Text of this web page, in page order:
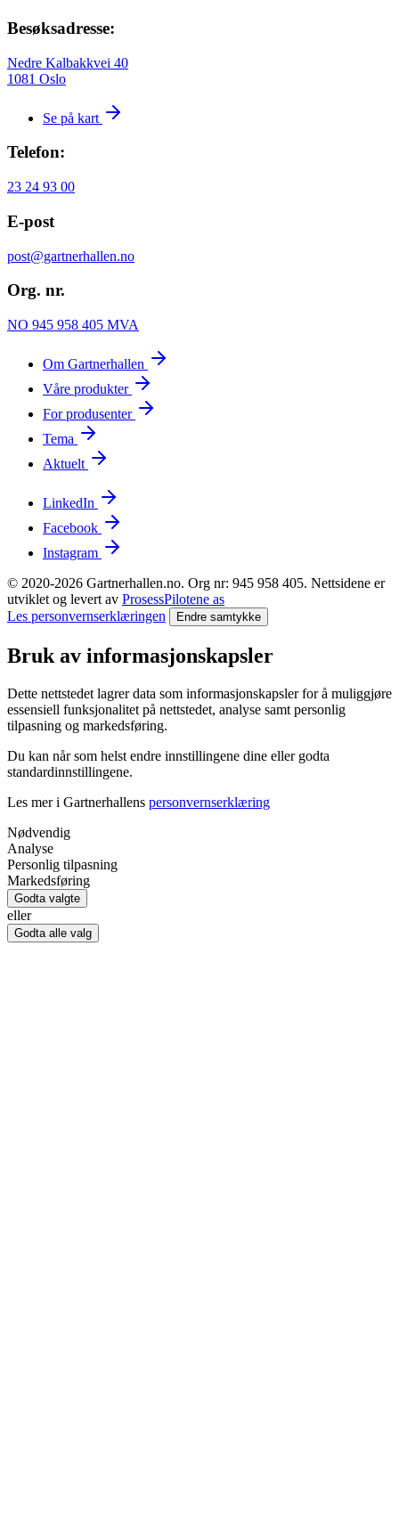
Besøksadresse:
Nedre Kalbakkvei 40
1081 Oslo
Se på kart
Telefon:
23 24 93 00
E-post
post@gartnerhallen.no
Org. nr.
NO 945 958 405 MVA
Om Gartnerhallen
Våre produkter
For produsenter
Tema
Aktuelt
LinkedIn
Facebook
Instagram
© 2020-2026 Gartnerhallen.no. Org nr: 945 958 405. Nettsidene er
utviklet og levert av ProsessPilotene as
Les personvernserklæringen
Endre samtykke
Bruk av informasjonskapsler
Dette nettstedet lagrer data som informasjonskapsler for å muliggjøre
essensiell funksjonalitet på nettstedet, analyse samt personlig
tilpasning og markedsføring.
Du kan når som helst endre innstillingene dine eller godta
standardinnstillingene.
Les mer i Gartnerhallens personvernserklæring
Nødvendig
Analyse
Personlig tilpasning
Markedsføring
Godta valgte
eller
Godta alle valg